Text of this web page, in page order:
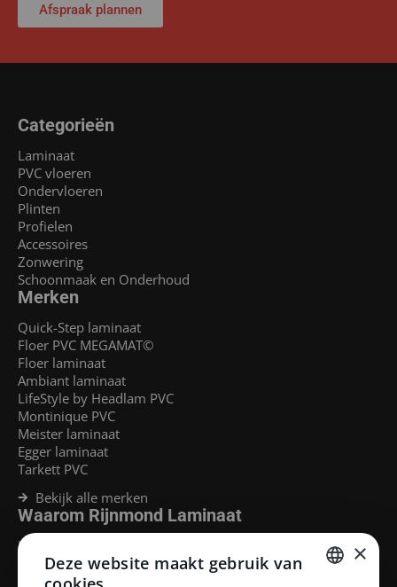
Afspraak plannen
Categorieën
Laminaat
PVC vloeren
Ondervloeren
Plinten
Profielen
Accessoires
Zonwering
Schoonmaak en Onderhoud
Merken
Quick-Step laminaat
Floer PVC MEGAMAT©
Floer laminaat
Ambiant laminaat
LifeStyle by Headlam PVC
Montinique PVC
Meister laminaat
Egger laminaat
Tarkett PVC
Bekijk alle merken
Waarom Rijnmond Laminaat
Legservice
Laminaat Capelle aan den Ijssel
Laminaat voor vloerverwarming
×
Deze website maakt gebruik van